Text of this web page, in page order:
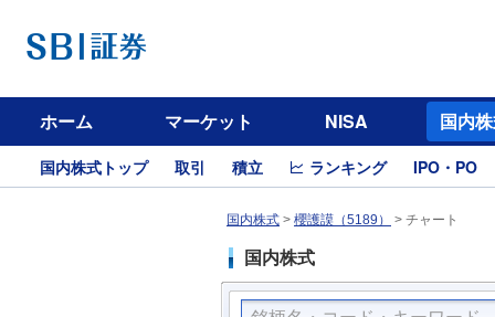
ホーム マーケット NISA 国内
国内株式トップ 取引 積立 ランキング IPO・PO
国内株式 > 櫻護謨（5189） > チャート
国内株式